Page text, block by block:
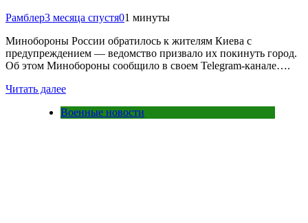
Рамблер3 месяца спустя01 минуты
Минобороны России обратилось к жителям Киева с
предупреждением — ведомство призвало их покинуть город.
Об этом Минобороны сообщило в своем Telegram-канале….
Читать далее
Военные новости